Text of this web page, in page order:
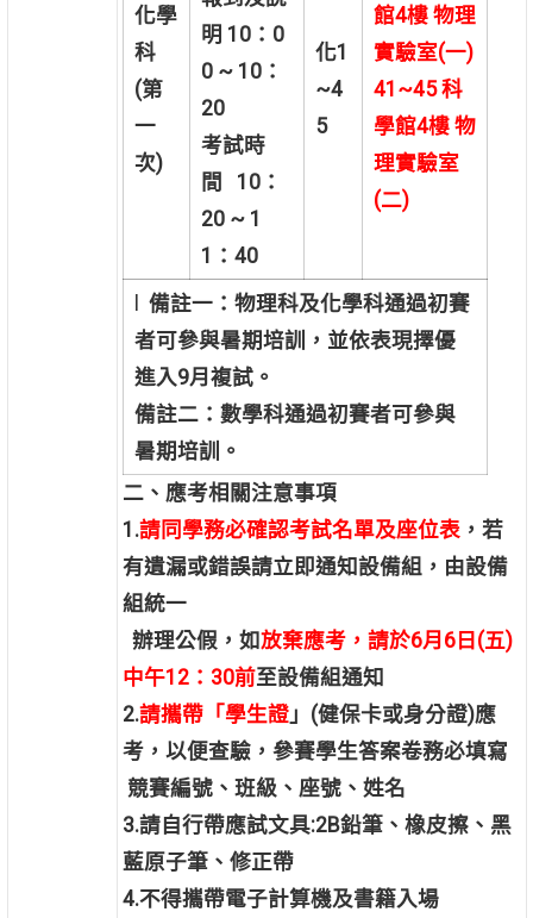
化學
科
(第
一
次)
明 10：0
0 ~ 10：
20
考試時
間 10：
20 ~ 1
1：40
化1
~4
5
館4樓 物理
實驗室(一)
41~45科
學館4樓 物
理實驗室
(二)
備註一：物理科及化學科通過初賽
者可參與暑期培訓，並依表現擇優
進入9月複試。
備註二：數學科通過初賽者可參與
暑期培訓。
二、應考相關注意事項
1.請同學務必確認考試名單及座位表，若
有遺漏或錯誤請立即通知設備組，由設備
組統一
辦理公假，如放棄應考，請於6月6日(五)
中午12：30前至設備組通知
2.請攜帶「學生證」 (健保卡或身分證)應
考，以便查驗，參賽學生答案卷務必填寫
競賽編號、班級、座號、姓名
3.請自行帶應試文具:2B鉛筆、橡皮擦、黑
藍原子筆、修正帶
4.不得攜帶電子計算機及書籍入場